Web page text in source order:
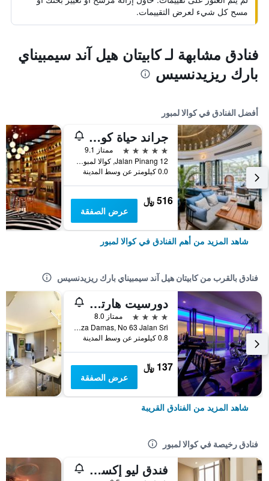
مسح كل شيء لعرض التقييمات.
فنادق مشابهة لـ كابيتان هيل آند سيمبيناي
بارك ريزيدنسيس
أفضل الفنادق في كوالا لمبور
جراند حياة كوالالمبور
5 نجوم
ممتاز 9.1
12 Jalan Pinang, كوالا لمبور, ماليزيا
0.0 كيلومتر عن وسط المدينة
516 ﷼
عرض الصفقة
شاهد المزيد من أهم الفنادق في كوالا لمبور
فنادق بالقرب من كابيتان هيل آند سيمبيناي بارك ريزيدنسيس
دورسيت هارتاماس كوالالمبور
4 نجوم
ممتاز 8.0
D-G-08, Plaza Damas, No 63 Jalan Sri, كوالا لمبور, ماليزيا
0.8 كيلومتر عن وسط المدينة
137 ﷼
عرض الصفقة
شاهد المزيد من الفنادق القريبة
فنادق رخيصة في كوالا لمبور
فندق ليو إكسبرس